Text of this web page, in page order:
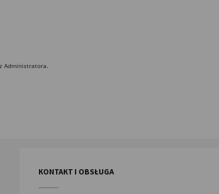
Administratora.
KONTAKT I OBSŁUGA